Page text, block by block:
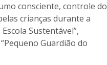
consciente, controle do
crianças durante a
Sustentável”,
Guardião do